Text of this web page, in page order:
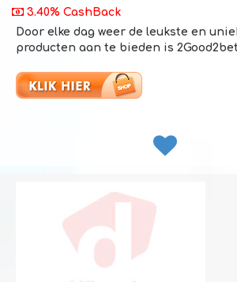
3.40% CashBack
Door elke dag weer de leukste en
producten aan te bieden is